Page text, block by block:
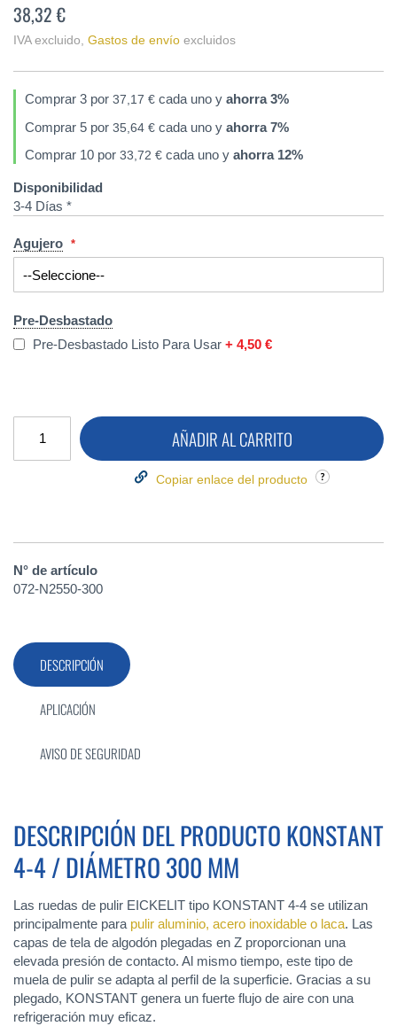
38,32 €
IVA excluido, Gastos de envío excluidos
Comprar 3 por 37,17 € cada uno y ahorra3%
Comprar 5 por 35,64 € cada uno y ahorra7%
Comprar 10 por 33,72 € cada uno y ahorra 12%
Disponibilidad
3-4 Días *
Agujero
Pre-Desbastado
Pre-Desbastado Listo Para Usar+4,50 €
AÑADIR AL CARRITO
Copiar enlace del producto
N° de artículo
072-N2550-300
DESCRIPCIÓN
DESCRIPCIÓN DEL PRODUCTO KONSTANT
4-4 / DIÁMETRO 300 MM
Las ruedas de pulir EICKELIT tipo KONSTANT 4-4 se utilizan
principalmente para pulir aluminio, acero inoxidable o laca. Las
capas de tela de algodón plegadas en Z proporcionan una
elevada presión de contacto. Al mismo tiempo, este tipo de
muela de pulir se adapta al perfil de la superficie. Gracias a su
plegado, KONSTANT genera un fuerte flujo de aire con una
refrigeración muy eficaz.
APLICACIÓN
AVISO DE SEGURIDAD